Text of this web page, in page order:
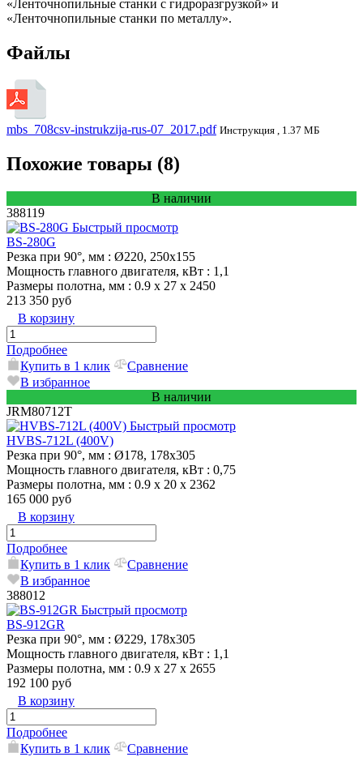
«Ленточнопильные станки с гидроразгрузкой» и
«Ленточнопильные станки по металлу».
Файлы
mbs_708csv-instrukzija-rus-07_2017.pdf Инструкция , 1.37 МБ
Похожие товары (8)
В наличии
388119
Быстрый просмотр
BS-280G
Резка при 90°, мм : Ø220, 250x155
Мощность главного двигателя, кВт : 1,1
Размеры полотна, мм : 0.9 x 27 x 2450
213 350 руб
В корзину
Подробнее
Купить в 1 клик
Сравнение
В избранное
В наличии
JRM80712T
Быстрый просмотр
HVBS-712L (400V)
Резка при 90°, мм : Ø178, 178x305
Мощность главного двигателя, кВт : 0,75
Размеры полотна, мм : 0.9 x 20 x 2362
165 000 руб
В корзину
Подробнее
Купить в 1 клик
Сравнение
В избранное
388012
Быстрый просмотр
BS-912GR
Резка при 90°, мм : Ø229, 178х305
Мощность главного двигателя, кВт : 1,1
Размеры полотна, мм : 0.9 x 27 x 2655
192 100 руб
В корзину
Подробнее
Купить в 1 клик
Сравнение